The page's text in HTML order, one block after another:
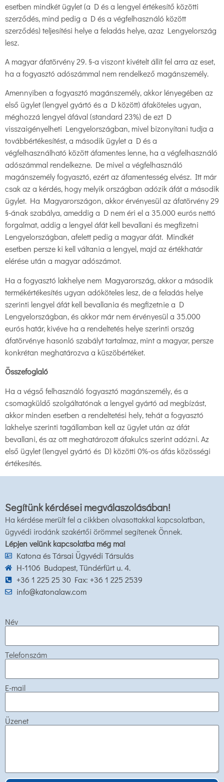
esetben mindkét ügylet (a D és a lengyel értékesítő közötti
szerződés, mind pedig a D és a végfelhasználó között
szerződés) teljesítési helye a feladás helye, azaz Lengyelország
lesz.
A magyar áfatörvény 29. §-a viszont kivételt állít fel arra az eset,
ha a fogyasztó adószámmal nem rendelkező magánszemély.
Amennyiben a fogyasztó magánszemély, akkor lényegében az
első ügylet (lengyel gyártó és a D között) áfaköteles ugyan,
méghozzá lengyel áfával (standard 23%) de ezt D
visszaigényelheti Lengyelországban, mivel bizonyítani tudja a
továbbértékesítést, a második ügylet a D és a
végfelhasználható között áfamentes lenne, ha a végfelhasználó
adószámmal rendelkezne. De mivel a végfelhasználó
magánszemély fogyasztó, ezért az áfamentesség elvész. Itt már
csak az a kérdés, hogy melyik országban adózik áfát a második
ügylet. Ha Magyarországon, akkor érvényesül az áfatörvény 29
§-ának szabálya, ameddig a D nem éri el a 35.000 eurós nettó
forgalmat, addig a lengyel áfát kell bevallani és megfizetni
Lengyelországban, afelett pedig a magyar áfát. Mindkét
esetben persze ki kell váltania a lengyel, majd az értékhatár
elérése után a magyar adószámot.
Ha a fogyasztó lakhelye nem Magyarország, akkor a második
termékértékesítés ugyan adóköteles lesz, de a feladás helye
szerinti lengyel áfát kell bevallania és megfizetnie a D
Lengyelországban, és akkor már nem érvényesül a 35.000
eurós határ, kivéve ha a rendeltetés helye szerinti ország
áfatörvénye hasonló szabályt tartalmaz, mint a magyar, persze
konkrétan meghatározva a küszöbértéket.
Összefoglaló
Ha a végső felhasználó fogyasztó magánszemély, és a
csomagküldő szolgáltatónak a lengyel gyártó ad megbízást,
akkor minden esetben a rendeltetési hely, tehát a fogyasztó
lakhelye szerinti tagállamban kell az ügylet után az áfát
bevallani, és az ott meghatározott áfakulcs szerint adózni. Az
első ügylet (lengyel gyártó és D) közötti 0%-os áfás közösségi
értékesítés.
Segítünk kérdései megválaszolásában!
Ha kérdése merült fel a cikkben olvasottakkal kapcsolatban,
ügyvédi irodánk szakértői örömmel segítenek Önnek.
Lépjen velünk kapcsolatba még ma!
Katona és Társai Ügyvédi Társulás
H-1106 Budapest, Tündérfürt u. 4.
+36 1 225 25 30 Fax: +36 1 225 2539
info@katonalaw.com
Név
Telefonszám
E-mail
Üzenet